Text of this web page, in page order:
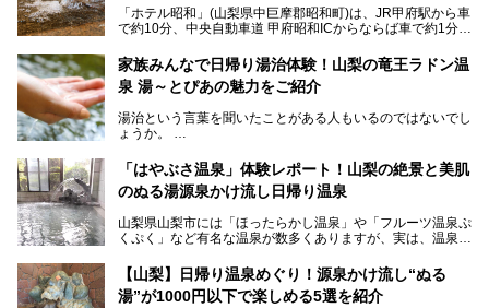
向にありますが、「古湯坊 源泉舘」では本来あるべき混浴
の姿が保たれている点に注目すべきでしょう。
今回は足元湧出の混浴温泉である「かくし湯大岩風呂」をは
じめ、湯治棟である「別館神泉」を中心に「古湯坊 源泉
舘」の全貌を徹底紹介します。
「ホテル昭和」(山梨県中巨摩郡昭和町)は、JR甲府駅から車
で約10分、中央自動車道 甲府昭和ICからならば車で約1分の
から、一人泊でも6,000円台から宿泊可能です。
しかし、最大の魅力は“温泉そのもの”でしょう。自家源泉を
統の単純温泉は、入浴すると実にサッパリ爽快。日帰り入浴
不可なこともあり、全国の温泉ファンがこの温泉を求めて
では循環濾過の沸かし湯が一般的ですが、ここは本物の極上
温泉。まさに価格破壊と言えるクオリティです。
室や無料朝食などをご紹介。温泉通が口を揃えて絶賛する神
コスパ宿の全貌を徹底解説します！
家族みんなで日帰り湯治体験！山梨の竜王ラドン温
泉 湯～とぴあの魅力をご紹介
湯治という言葉を聞いたことがある人もいるのではないでし
ょうか。
なかなか体験できない、湯治体験が日帰りでできる温浴施設
が山梨にあります。
ぴあ」の魅力をご紹介します。
提供元：株式会社湯ーとぴあ【PR】
この記事は株式会社湯ーとぴあのPRレポート記事です。
「はやぶさ温泉」体験レポート！山梨の絶景と美肌
のぬる湯源泉かけ流し日帰り温泉
山梨県山梨市には「ほったらかし温泉」や「フルーツ温泉ぷ
くぷく」など有名な温泉が数多くありますが、実は、温泉マ
です。今回紹介する「はやぶさ温泉」も、そのひとつ。温泉
はもちろん、絶景や地元食材を活かしたグルメも堪能できま
す。
【山梨】日帰り温泉めぐり！源泉かけ流し“ぬる
湯”が1000円以下で楽しめる5選を紹介